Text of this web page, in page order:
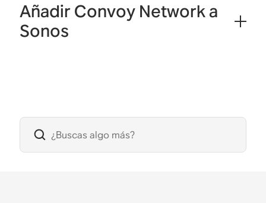
Añadir Convoy Network a
Sonos